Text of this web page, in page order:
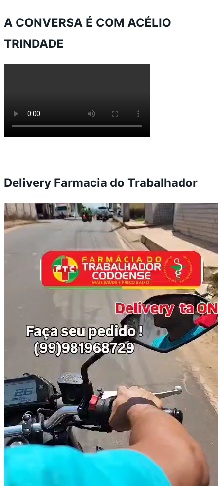
A CONVERSA É COM ACÉLIO
TRINDADE
Delivery Farmacia do Trabalhador